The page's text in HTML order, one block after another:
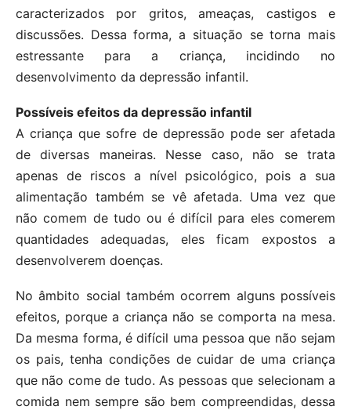
caracterizados por gritos, ameaças, castigos e
discussões. Dessa forma, a situação se torna mais
estressante para a criança, incidindo no
desenvolvimento da depressão infantil.
Possíveis efeitos da depressão infantil
A criança que sofre de depressão pode ser afetada
de diversas maneiras. Nesse caso, não se trata
apenas de riscos a nível psicológico, pois a sua
alimentação também se vê afetada. Uma vez que
não comem de tudo ou é difícil para eles comerem
quantidades adequadas, eles ficam expostos a
desenvolverem doenças.
No âmbito social também ocorrem alguns possíveis
efeitos, porque a criança não se comporta na mesa.
Da mesma forma, é difícil uma pessoa que não sejam
os pais, tenha condições de cuidar de uma criança
que não come de tudo. As pessoas que selecionam a
comida nem sempre são bem compreendidas, dessa